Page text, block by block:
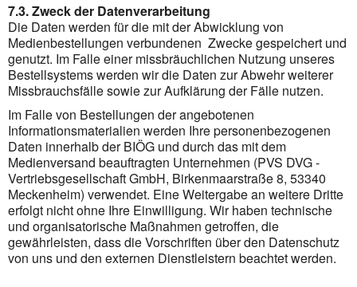
7.3. Zweck der Datenverarbeitung
Die Daten werden für die mit der Abwicklung von
Medienbestellungen verbundenen Zwecke gespeichert und
genutzt. Im Falle einer missbräuchlichen Nutzung unseres
Bestellsystems werden wir die Daten zur Abwehr weiterer
Missbrauchsfälle sowie zur Aufklärung der Fälle nutzen.
Im Falle von Bestellungen der angebotenen
Informationsmaterialien werden Ihre personenbezogenen
Daten innerhalb der BIÖG und durch das mit dem
Medienversand beauftragten Unternehmen (PVS DVG -
Vertriebsgesellschaft GmbH, Birkenmaarstraße 8, 53340
Meckenheim) verwendet. Eine Weitergabe an weitere Dritte
erfolgt nicht ohne Ihre Einwilligung. Wir haben technische
und organisatorische Maßnahmen getroffen, die
gewährleisten, dass die Vorschriften über den Datenschutz
von uns und den externen Dienstleistern beachtet werden.